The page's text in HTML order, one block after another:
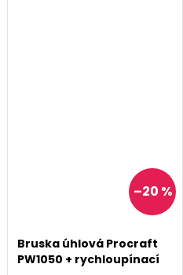
–20 %
Bruska úhlová Procraft
PW1050 + rychloupínací